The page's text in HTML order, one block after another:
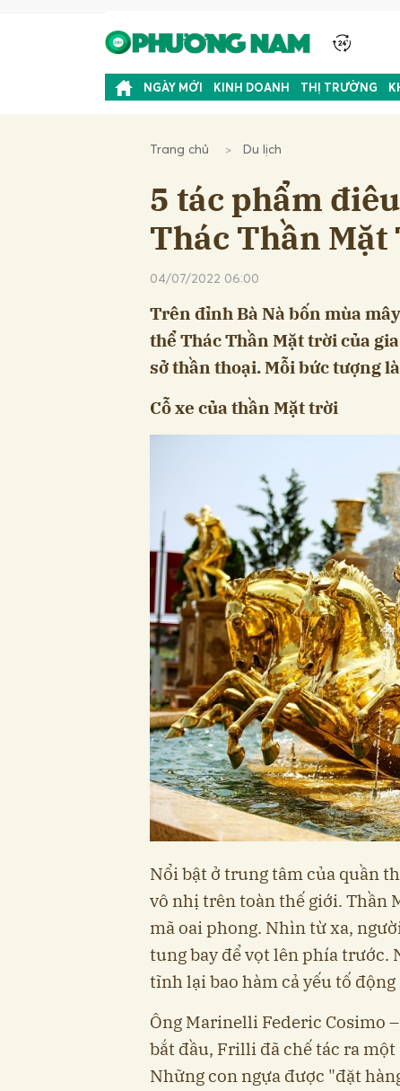
NGÀY MỚI KINH DOANH THỊ TRƯỜNG
Trang chủ Du lịch
5 tác phẩm
Thác Thần
04/07/2022 06:00
Trên đỉnh Bà Nà bốn mùa
thể Thác Thần Mặt trời của
sở thần thoại. Mỗi bức tượng
Cỗ xe của thần Mặt trời
Nổi bật ở trung tâm của quần
vô nhị trên toàn thế giới. Thần
mã oai phong. Nhìn từ xa,
tung bay để vọt lên phía trước.
tĩnh lại bao hàm cả yếu tố
Ông Marinelli Federic Cosimo
bắt đầu, Frilli đã chế tác ra
Những con ngựa được "đặt